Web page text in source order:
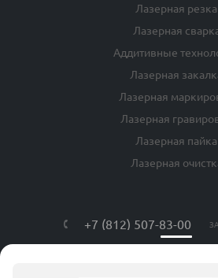
Лазерная резка
Лазерная
Аддитивные
Лазерная
Лазерная
Лазерная
Лазерная пайка
Лазерная
+7 (812) 507-83-00